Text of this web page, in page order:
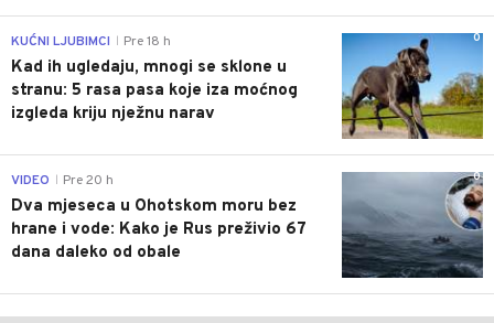
0
KUĆNI LJUBIMCI Pre 18 h
Kad ih ugledaju, mnogi se sklone u
stranu: 5 rasa pasa koje iza moćnog
izgleda kriju nježnu narav
0
VIDEO Pre 20 h
Dva mjeseca u Ohotskom moru bez
hrane i vode: Kako je Rus preživio 67
dana daleko od obale